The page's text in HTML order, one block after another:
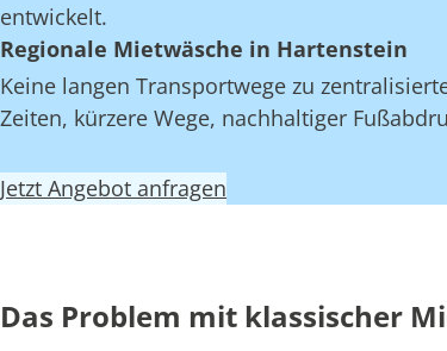
entwickelt.
Regionale Mietwäsche in Hartenstein
Keine langen Transportwege zu
Zeiten, kürzere Wege, nachhaltiger
Jetzt Angebot anfragen
Das Problem mit klassischer